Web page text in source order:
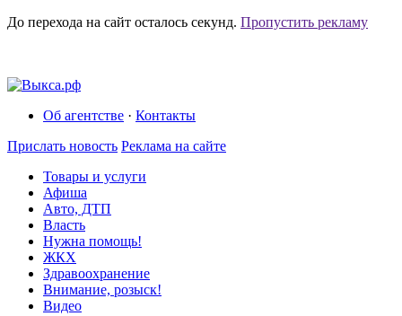
До перехода на сайт осталось секунд. Пропустить рекламу
Об агентстве · Контакты
Прислать новость Реклама на сайте
Товары и услуги
Афиша
Авто, ДТП
Власть
Нужна помощь!
ЖКХ
Здравоохранение
Внимание, розыск!
Видео